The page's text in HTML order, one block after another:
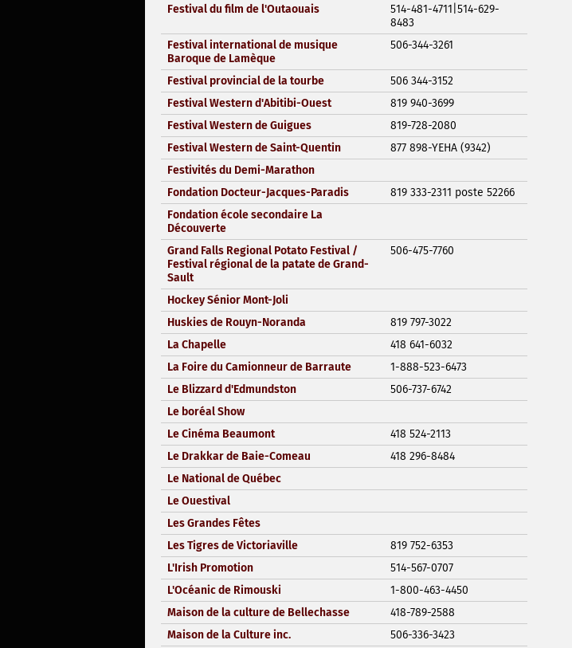
Festival du film de l'Outaouais
514-481-4711|514-629-
8483
Festival international de musique
Baroque de Lamèque
506-344-3261
Festival provincial de la tourbe
506 344-3152
Festival Western d'Abitibi-Ouest
819 940-3699
Festival Western de Guigues
819-728-2080
Festival Western de Saint-Quentin
877 898-YEHA (9342)
Festivités du Demi-Marathon
Fondation Docteur-Jacques-Paradis
819 333-2311 poste 52266
Fondation école secondaire La
Découverte
Grand Falls Regional Potato Festival /
Festival régional de la patate de Grand-
Sault
506-475-7760
Hockey Sénior Mont-Joli
Huskies de Rouyn-Noranda
819 797-3022
La Chapelle
418 641-6032
La Foire du Camionneur de Barraute
1-888-523-6473
Le Blizzard d'Edmundston
506-737-6742
Le boréal Show
Le Cinéma Beaumont
418 524-2113
Le Drakkar de Baie-Comeau
418 296-8484
Le National de Québec
Le Ouestival
Les Grandes Fêtes
Les Tigres de Victoriaville
819 752-6353
L'Irish Promotion
514-567-0707
L'Océanic de Rimouski
1-800-463-4450
Maison de la culture de Bellechasse
418-789-2588
Maison de la Culture inc.
506-336-3423